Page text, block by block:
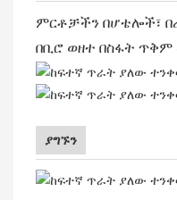
ምርቶቻችን በሆቴሎች፣
በቢሮ ወዘተ በስፋት
ያግኙን